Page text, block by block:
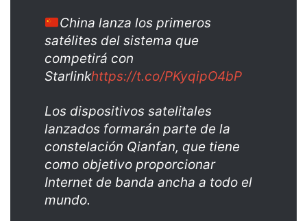
China lanza los primeros
satélites del sistema que
competirá con
Starlinkhttps://t.co/PKyqipO4bP
Los dispositivos satelitales
lanzados formarán parte de la
constelación Qianfan, que tiene
como objetivo proporcionar
Internet de banda ancha a todo el
mundo.